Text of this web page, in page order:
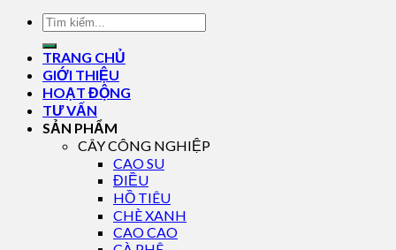
TRANG CHỦ
GIỚI THIỆU
HOẠT ĐỘNG
TƯ VẤN
SẢN PHẨM
CÂY CÔNG NGHIỆP
CAO SU
ĐIỀU
HỒ TIÊU
CHÈ XANH
CAO CAO